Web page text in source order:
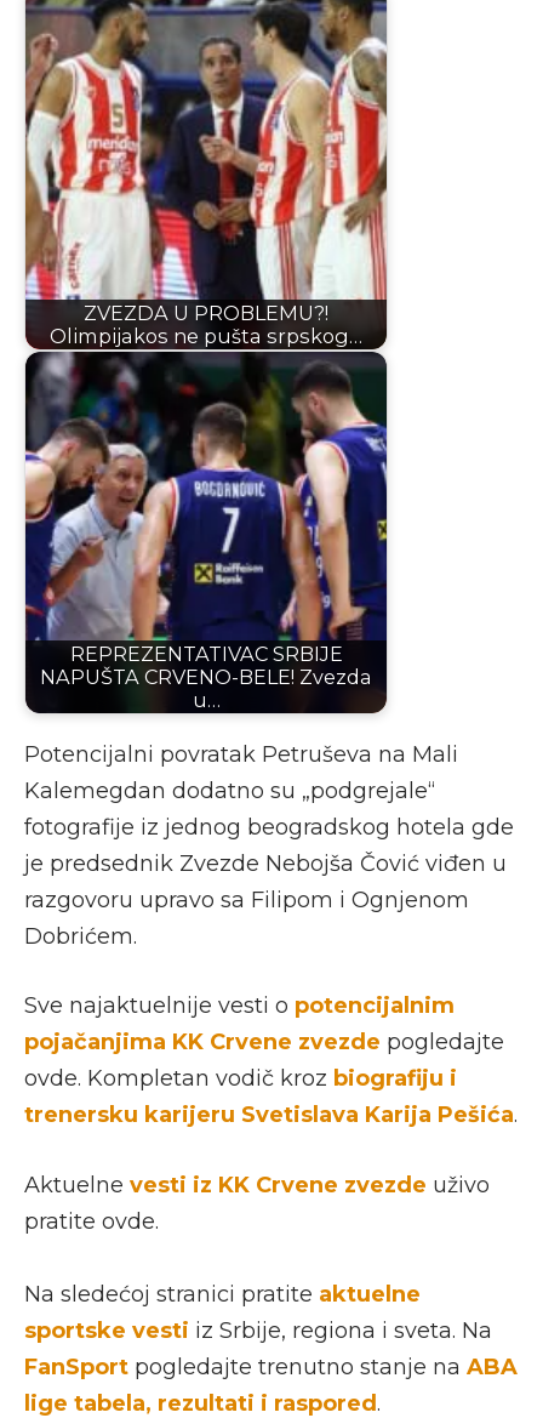
ZVEZDA U PROBLEMU?!
Olimpijakos ne pušta srpskog…
REPREZENTATIVAC SRBIJE
NAPUŠTA CRVENO-BELE! Zvezda
u…
Potencijalni povratak Petruševa na Mali
Kalemegdan dodatno su „podgrejale“
fotografije iz jednog beogradskog hotela gde
je predsednik Zvezde Nebojša Čović viđen u
razgovoru upravo sa Filipom i Ognjenom
Dobrićem.
Sve najaktuelnije vesti o potencijalnim
pojačanjima KK Crvene zvezde pogledajte
ovde. Kompletan vodič kroz biografiju i
trenersku karijeru Svetislava Karija Pešića.
Aktuelne vesti iz KK Crvene zvezde uživo
pratite ovde.
Na sledećoj stranici pratite aktuelne
sportske vesti iz Srbije, regiona i sveta. Na
FanSport pogledajte trenutno stanje na ABA
lige tabela, rezultati i raspored.